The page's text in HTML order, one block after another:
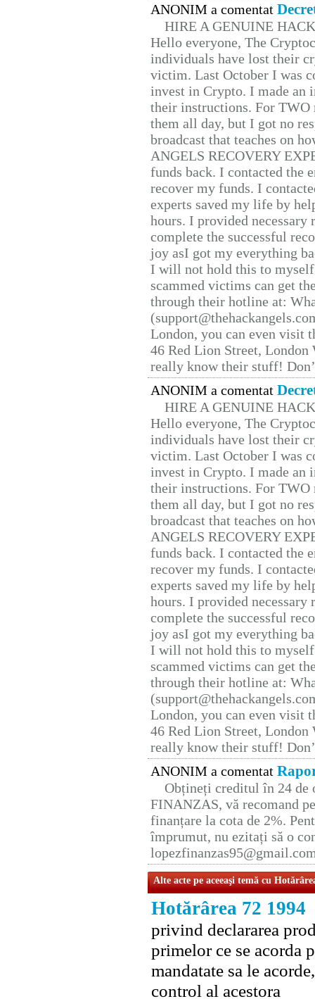
ANONIM a comentat
HIRE A GENUINE
Hello everyone, The
individuals have lost their
victim. Last October I was
invest in Crypto. I made
their instructions. For TWO
them all day, but I got no
broadcast that teaches on
ANGELS RECOVERY
funds back. I contacted the
recover my funds. I
experts saved my life by
hours. I provided
complete the successful
joy asI got my everything
I will not hold this to
scammed victims can get
through their hotline at:
London, you can even visit
46 Red Lion Street, London
really know their stuff!
ANONIM a comentat
HIRE A GENUINE
Hello everyone, The
individuals have lost their
victim. Last October I was
invest in Crypto. I made
their instructions. For TWO
them all day, but I got no
broadcast that teaches on
ANGELS RECOVERY
funds back. I contacted the
recover my funds. I
experts saved my life by
hours. I provided
complete the successful
joy asI got my everything
I will not hold this to
scammed victims can get
through their hotline at:
London, you can even visit
46 Red Lion Street, London
really know their stuff!
ANONIM a comentat
Obțineți creditul în 24 de
FINANZAS, vă recomand
finanțare la cota de 2%.
împrumut, nu ezitați să o
Alte acte pe aceeaşi temă cu
Hotărârea 72 1994
privind declararea
primelor ce se acorda
mandatate sa le
control al acestora